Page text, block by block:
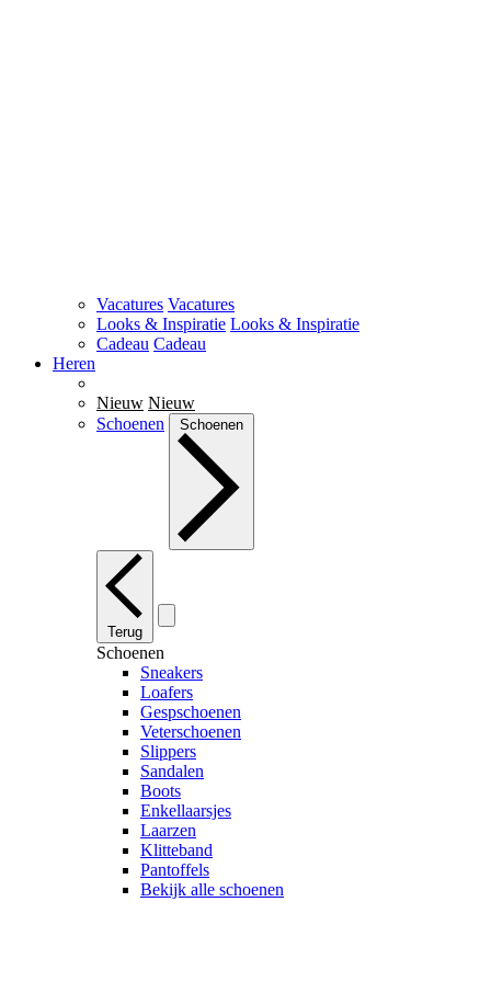
Vacatures Vacatures
Looks & Inspiratie Looks & Inspiratie
Cadeau Cadeau
Heren
Nieuw Nieuw
Schoenen
Schoenen
Terug
Schoenen
Sneakers
Loafers
Gespschoenen
Veterschoenen
Slippers
Sandalen
Boots
Enkellaarsjes
Laarzen
Klitteband
Pantoffels
Bekijk alle schoenen